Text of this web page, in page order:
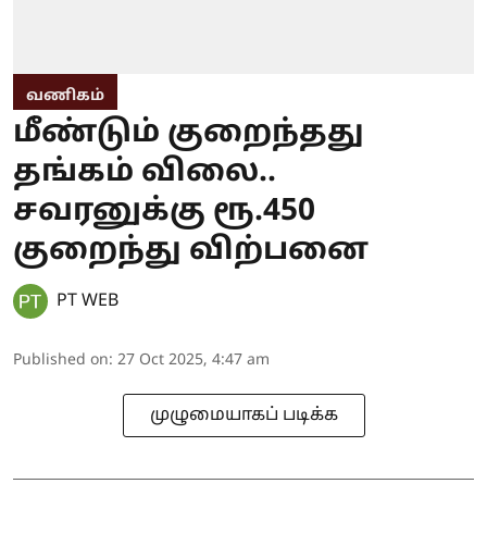
வணிகம்
மீண்டும் குறைந்தது
தங்கம் விலை..
சவரனுக்கு ரூ.450
குறைந்து விற்பனை
PT WEB
Published on: 27 Oct 2025, 4:47 am
முழுமையாகப் படிக்க